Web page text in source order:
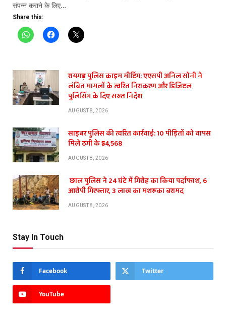
संपन्न कराने के लिए…
Share this:
रायगढ़ पुलिस क्राइम मीटिंग: एएसपी अनिल सोनी ने
लंबित मामलों के त्वरित निराकरण और डिजिटल
पुलिसिंग के दिए सख्त निर्देश
AUGUST 8, 2026
साइबर पुलिस की त्वरित कार्रवाई: 10 पीड़ितों को वापस
मिले ठगी के ₹54,568
AUGUST 8, 2026
छाल पुलिस ने 24 घंटे में गिरोह का किया पर्दाफाश, 6
आरोपी गिरफ्तार, 3 लाख का मशरूका बरामद
AUGUST 8, 2026
Stay In Touch
Facebook Twitter
YouTube